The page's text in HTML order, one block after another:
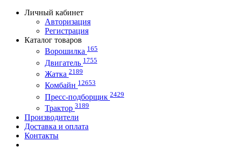
Личный кабинет
Авторизация
Регистрация
Каталог товаров
Ворошилка 165
Двигатель 1755
Жатка 2189
Комбайн 12653
Пресс-подборщик 2429
Трактор 3189
Производители
Доставка и оплата
Контакты